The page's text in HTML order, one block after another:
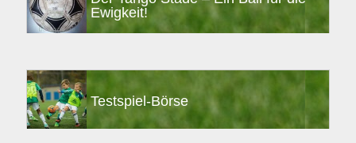
Ewigkeit!
Testspiel-Börse